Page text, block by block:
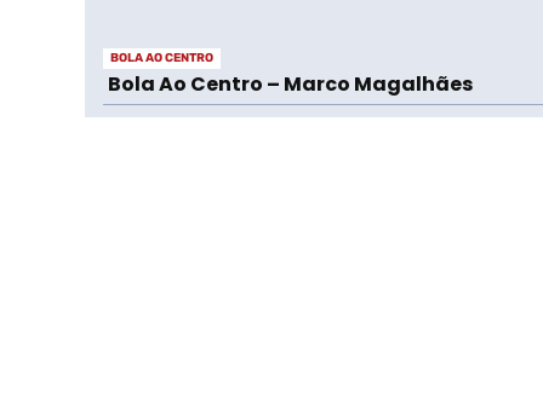
BOLA AO CENTRO
Bola Ao Centro – Marco Magalhães